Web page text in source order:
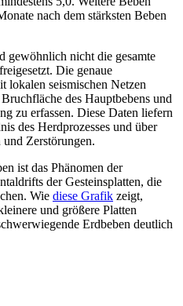
nach dem stärksten Beben
gewöhnlich nicht die gesamte
Die genaue
lokalen seismischen Netzen
des Hauptbebens und
zu erfassen. Diese Daten liefern
des Herdprozesses und über
Zerstörungen.
ist das Phänomen der
der Gesteinsplatten, die
Wie diese Grafik zeigt,
und größere Platten
Erdbeben deutlich